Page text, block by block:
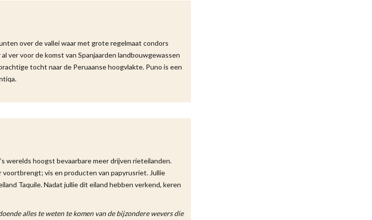
over de vallei waar met grote regelmaat condors
ver voor de komst van Spanjaarden landbouwgewassen
tocht naar de Peruaanse hoogvlakte. Puno is een
werelds hoogst bevaarbare meer drijven rieteilanden.
voortbrengt; vis en producten van papyrusriet. Jullie
Taquile. Nadat jullie dit eiland hebben verkend, keren
alles te weten te komen van de bijzondere wevers die